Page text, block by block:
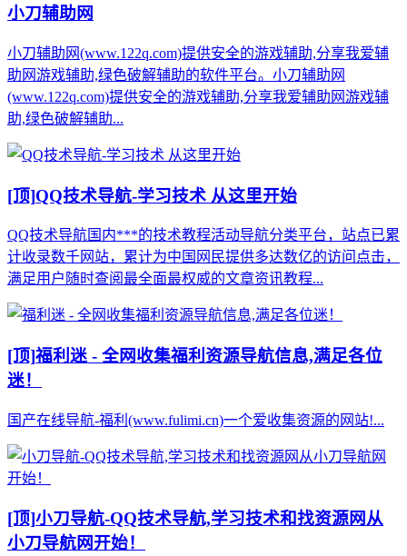
小刀辅助网
小刀辅助网(www.122q.com)提供安全的游戏辅助,分享我爱辅
助网游戏辅助,绿色破解辅助的软件平台。小刀辅助网
(www.122q.com)提供安全的游戏辅助,分享我爱辅助网游戏辅
助,绿色破解辅助...
[顶]QQ技术导航-学习技术 从这里开始
QQ技术导航国内***的技术教程活动导航分类平台，站点已累
计收录数千网站，累计为中国网民提供多达数亿的访问点击，
满足用户随时查阅最全面最权威的文章资讯教程...
[顶]福利迷 - 全网收集福利资源导航信息,满足各位
迷！
国产在线导航-福利(www.fulimi.cn)一个爱收集资源的网站!...
[顶]小刀导航-QQ技术导航,学习技术和找资源网从
小刀导航网开始！